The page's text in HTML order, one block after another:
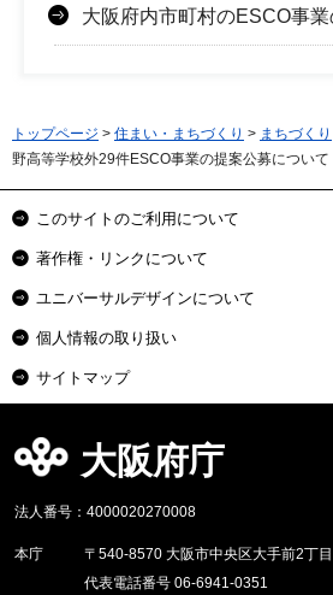
大阪府内市町村のESCO事
トップページ > 住まい・まちづくり > まちづくり
野高等学校外29件ESCO事業の提案公募について
このサイトのご利用について
著作権・リンクについて
ユニバーサルデザインについて
個人情報の取り扱い
サイトマップ
大阪府庁
法人番号：4000020270008
本庁
〒540-8570 大阪市中央区大手前2丁目
代表電話番号 06-6941-0351